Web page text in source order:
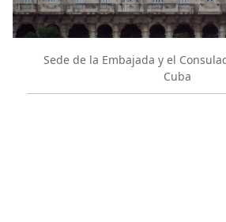
Sede de la Embajada y el
Cuba